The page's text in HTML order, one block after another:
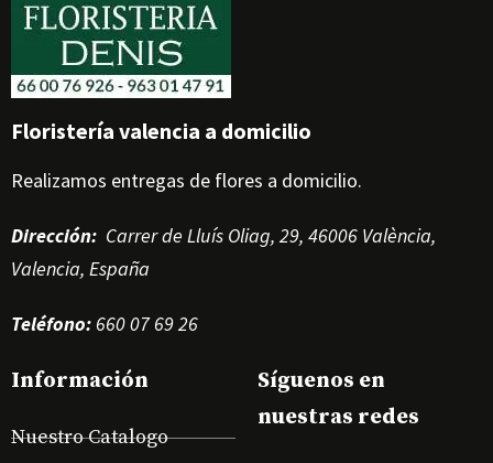
Floristería valencia a domicilio
Realizamos entregas de flores a domicilio.
Dirección: Carrer de Lluís Oliag, 29, 46006 València,
Valencia, España
Teléfono: 660 07 69 26
Información
Nuestro Catalogo
Síguenos en
nuestras redes